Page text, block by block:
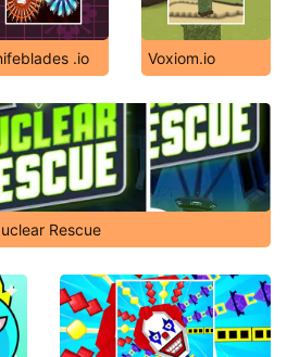
.io Voxiom.io
Rescue